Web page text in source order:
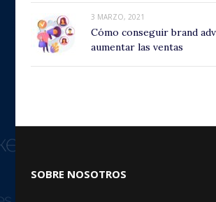
3 MARZO, 2021
Cómo conseguir brand
aumentar las ventas
SOBRE NOSOTROS